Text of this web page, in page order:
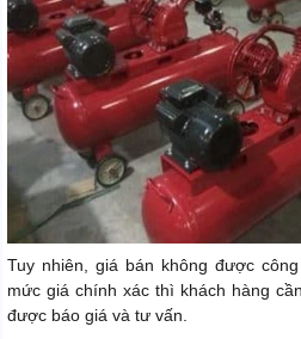
Tuy nhiên, giá bán không được
mức giá chính xác thì khách hàng
được báo giá và tư vấn.